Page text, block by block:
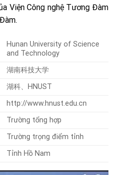
Viện Công nghệ Tương Đàm
Hunan University of Science
and Technology
湖南科技大学
湖科、HNUST
http://www.hnust.edu.cn
Trường tổng hợp
Trường trọng điểm tỉnh
Tỉnh Hồ Nam